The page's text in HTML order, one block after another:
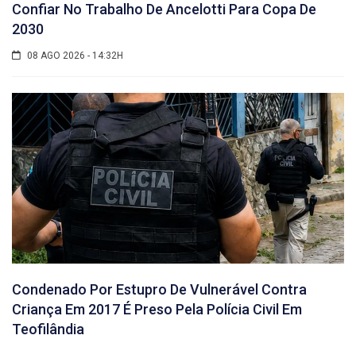
Confiar No Trabalho De Ancelotti Para Copa De
2030
08 AGO 2026 - 14:32H
Condenado Por Estupro De Vulnerável Contra
Criança Em 2017 É Preso Pela Polícia Civil Em
Teofilândia